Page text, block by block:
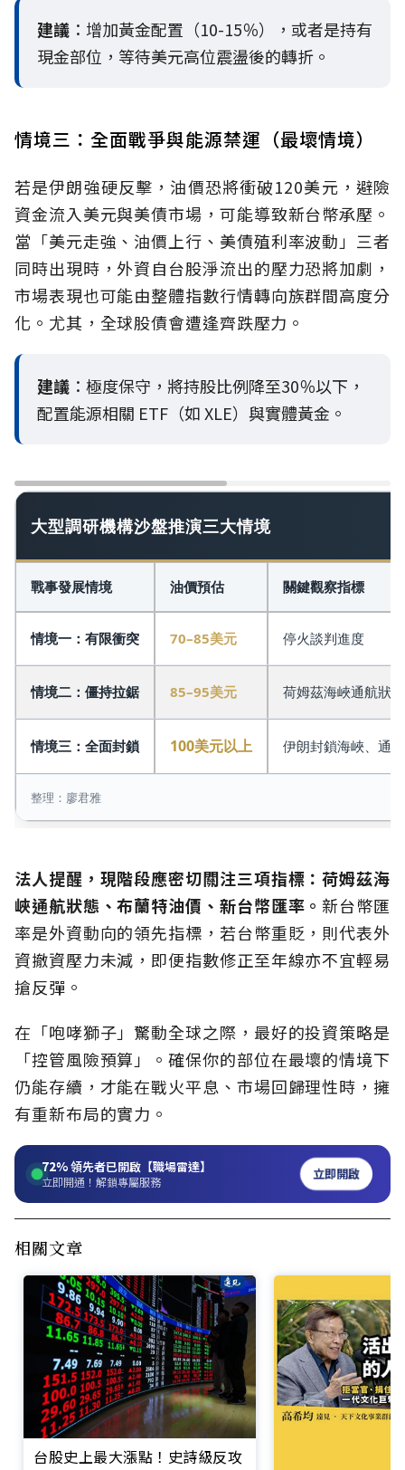
建議 ：增加黃金配置（10-15％），或者是持有
現金部位，等待美元高位震盪後的轉折。
情境三：全面戰爭與能源禁運（最壞情境）
若是伊朗強硬反擊，油價恐將衝破120美元，避險
資金流入美元與美債市場，可能導致新台幣承壓。
當「美元走強、油價上行、美債殖利率波動」三者
同時出現時，外資自台股淨流出的壓力恐將加劇，
市場表現也可能由整體指數行情轉向族群間高度分
化。尤其，全球股債會遭逢齊跌壓力。
建議 ：極度保守，將持股比例降至30％以下，
配置能源相關 ETF（如 XLE）與實體黃金。
大型調研機構沙盤推演三大情境
戰事發展情境 油價預估 關鍵觀察指標
情境一：有限衝突 70–85美元 停火談判進度
情境二：僵持拉鋸 85–95美元 荷姆茲海峽通航狀況
情境三：全面封鎖 100美元以上 伊朗封鎖海峽、通
整理：廖君雅
法人提醒，現階段應密切關注三項指標：荷姆茲海
峽通航狀態、布蘭特油價、新台幣匯率。新台幣匯
率是外資動向的領先指標，若台幣重貶，則代表外
資撤資壓力未減，即便指數修正至年線亦不宜輕易
搶反彈。
在「咆哮獅子」驚動全球之際，最好的投資策略是
「控管風險預算」。確保你的部位在最壞的情境下
仍能存續，才能在戰火平息、市場回歸理性時，擁
有重新布局的實力。
72%領先者已開啟【職場雷達】
立即開通！解鎖專屬服務 立即開啟
相關文章
台股史上最大漲點！史詩級反攻